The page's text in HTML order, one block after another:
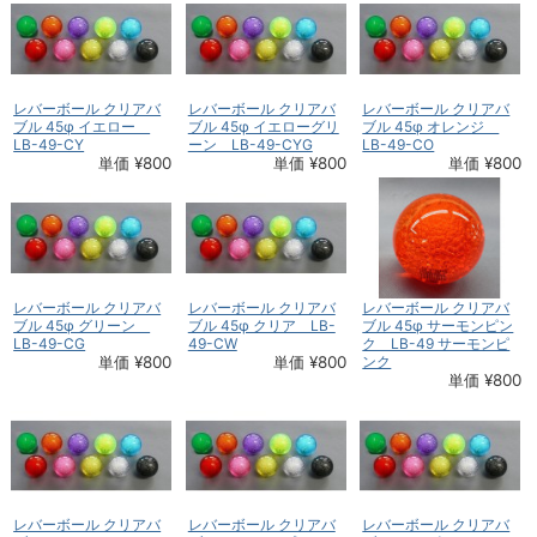
レバーボール クリアバ
ブル 45φ イエロー
LB-49-CY
単価 ¥800
レバーボール クリアバ
ブル 45φ イエローグリ
ーン LB-49-CYG
単価 ¥800
レバーボール クリアバ
ブル 45φ オレンジ
LB-49-CO
単価 ¥800
レバーボール クリアバ
ブル 45φ グリーン
LB-49-CG
単価 ¥800
レバーボール クリアバ
ブル 45φ クリア LB-
49-CW
単価 ¥800
レバーボール クリアバ
ブル 45φ サーモンピン
ク LB-49 サーモンピ
ンク
単価 ¥800
レバーボール クリアバ
レバーボール クリアバ
レバーボール クリアバ